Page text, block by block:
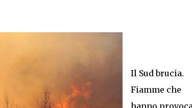
Il Sud brucia.
Fiamme che
hanno